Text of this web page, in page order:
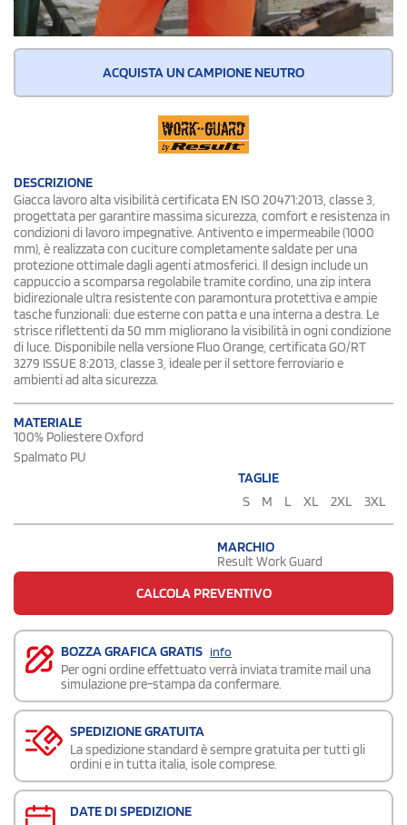
ACQUISTA UN CAMPIONE NEUTRO
DESCRIZIONE
Giacca lavoro alta visibilità certificata EN ISO 20471:2013, classe 3,
progettata per garantire massima sicurezza, comfort e resistenza in
condizioni di lavoro impegnative. Antivento e impermeabile (1000
mm), è realizzata con cuciture completamente saldate per una
protezione ottimale dagli agenti atmosferici. Il design include un
cappuccio a scomparsa regolabile tramite cordino, una zip intera
bidirezionale ultra resistente con paramontura protettiva e ampie
tasche funzionali: due esterne con patta e una interna a destra. Le
strisce riflettenti da 50 mm migliorano la visibilità in ogni condizione
di luce. Disponibile nella versione Fluo Orange, certificata GO/RT
3279 ISSUE 8:2013, classe 3, ideale per il settore ferroviario e
ambienti ad alta sicurezza.
MATERIALE
100% Poliestere Oxford
Spalmato PU
TAGLIE
S
M L XL 2XL 3XL
MARCHIO
Result Work Guard
CALCOLA PREVENTIVO
BOZZA GRAFICA GRATIS info
Per ogni ordine effettuato verrà inviata tramite mail una
simulazione pre-stampa da confermare.
SPEDIZIONE GRATUITA
La spedizione standard è sempre gratuita per tutti gli
ordini e in tutta italia, isole comprese.
DATE DI SPEDIZIONE